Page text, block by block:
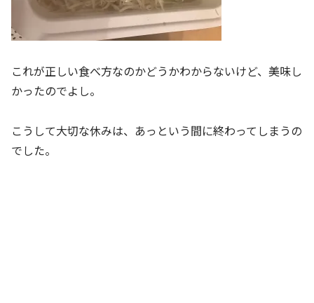
これが正しい食べ方なのかどうかわからないけど、美味し
かったのでよし。
こうして大切な休みは、あっという間に終わってしまうの
でした。